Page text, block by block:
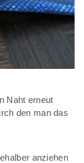
Naht erneut
den man das
anziehen